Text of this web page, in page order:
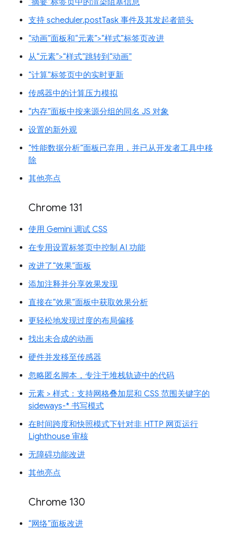
支持 scheduler.postTask 事件及其发起者箭头
“动画”面板和“元素”>“样式”标签页改进
从“元素”>“样式”跳转到“动画”
“计算”标签页中的实时更新
传感器中的计算压力模拟
“内存”面板中按来源分组的同名 JS 对象
设置的新外观
“性能数据分析”面板已弃用，并已从开发者工具中移
除
其他亮点
Chrome 131
使用 Gemini 调试 CSS
在专用设置标签页中控制 AI 功能
改进了“效果”面板
添加注释并分享效果发现
直接在“效果”面板中获取效果分析
更轻松地发现过度的布局偏移
找出未合成的动画
硬件并发移至传感器
忽略匿名脚本，专注于堆栈轨迹中的代码
元素 > 样式：支持网格叠加层和 CSS 范围关键字的
sideways-* 书写模式
在时间跨度和快照模式下针对非 HTTP 网页运行
Lighthouse 审核
无障碍功能改进
其他亮点
Chrome 130
“网络”面板改进